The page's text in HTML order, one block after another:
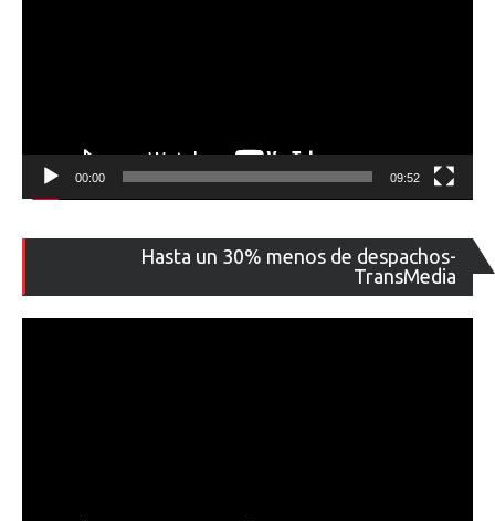
00:00 09:52
Hasta un 30% menos de despachos-
TransMedia
de